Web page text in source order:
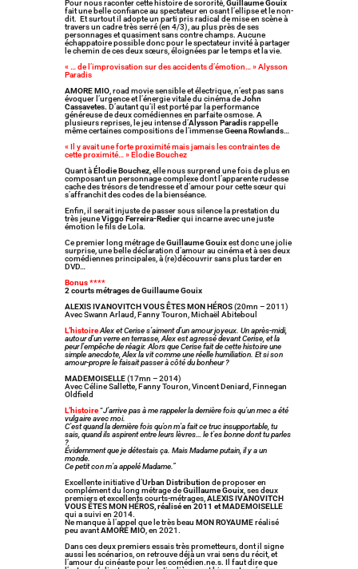
Pour nous raconter cette histoire de sororité, Guillaume Gouix
fait une belle confiance au spectateur en osant l’ellipse et le non-
dit. Et surtout il adopte un parti pris radical de mise en scène à
travers un cadre très serré (en 4/3), au plus près de ses
personnages et quasiment sans contre champs. Aucune
échappatoire possible donc pour le spectateur invité à partager
le chemin de ces deux sœurs, éloignées par le temps et la vie.
« … de l’improvisation sur des accidents d’émotion… » Alysson
Paradis
AMORE MIO, road movie sensible et électrique, n’est pas sans
évoquer l’urgence et l’énergie vitale du cinéma deJohn
Cassavetes. D’autant qu’il est porté par la performance
généreuse de deux comédiennes en parfaite osmose. A
plusieurs reprises, le jeu intense d’Alysson Paradisrappelle
même certaines compositions de l’immenseGeena Rowlands…
« Il y avait une forte proximité mais jamais les contraintes de
cette proximité… » Elodie Bouchez
Quant àÉlodie Bouchez, elle nous surprend une fois de plus en
composant un personnage complexe dont l’apparente rudesse
cache des trésors de tendresse et d’amour pour cette sœur qui
s’affranchit des codes de la bienséance.
Enfin, il serait injuste de passer sous silence la prestation du
très jeuneViggo Ferreira-Redierqui incarne avec une juste
émotion le fils de Lola.
Ce premier long métrage deGuillaume Gouixest donc une jolie
surprise, une belle déclaration d’amour au cinéma et à ses deux
comédiennes principales, à (re)découvrir sans plus tarder en
DVD…
Bonus ****
2 courts métrages de Guillaume Gouix
ALEXIS IVANOVITCH VOUS ÊTES MON HÉROS(20mn – 2011)
Avec Swann Arlaud, Fanny Touron, Michaël Abiteboul
L’histoireAlex et Cerise s’aiment d’un amour joyeux. Un après-midi,
autour d’un verre en terrasse, Alex est agressé devant Cerise, et la
peur l’empêche de réagir. Alors que Cerise fait de cette histoire une
simple anecdote, Alex la vit comme une réelle humiliation. Et si son
amour-propre le faisait passer à côté du bonheur ?
MADEMOISELLE(17mn – 2014)
Avec Céline Sallette, Fanny Touron, Vincent Deniard, Finnegan
Oldfield
L’histoire“J’arrive pas à me rappeler la dernière fois qu’un mec a été
vulgaire avec moi.
C’est quand la dernière fois qu’on m’a fait ce truc insupportable, tu
sais, quand ils aspirent entre leurs lèvres… le t’es bonne dont tu parles
?
Évidemment que je détestais ça. Mais Madame putain, il y a un
monde.
Ce petit con m’a appelé Madame.”
Excellente initiative d’Urban Distribution de proposer en
complément du long métrage deGuillaume Gouix, ses deux
premiers et excellents courts-métrages, ALEXIS IVANOVITCH
VOUS ÊTES MON HÉROS, réalisé en 2011 et MADEMOISELLE
qui a suivi en 2014.
Ne manque à l’appel que le très beau MON ROYAUMEréalisé
peu avantAMORE MIO, en 2021.
Dans ces deux premiers essais très prometteurs, dont il signe
aussi les scénarios, on retrouve déjà un vrai sens du récit, et
l’amour du cinéaste pour les comédien.ne.s. Il faut dire que